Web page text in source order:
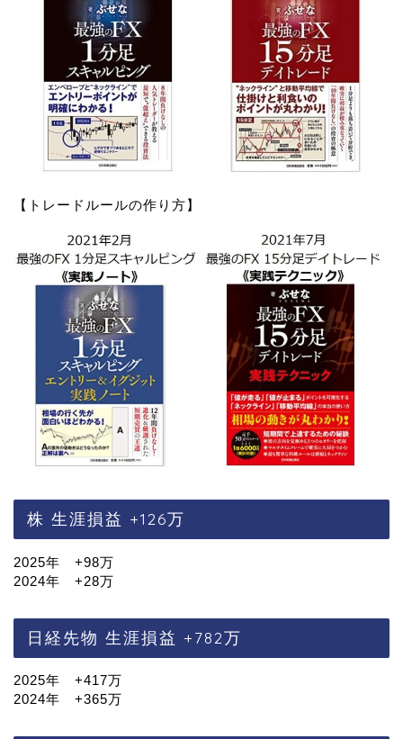
【トレードルールの作り方】
株 生涯損益 +126万
2025年 +98万
2024年 +28万
日経先物 生涯損益 +782万
2025年 +417万
2024年 +365万